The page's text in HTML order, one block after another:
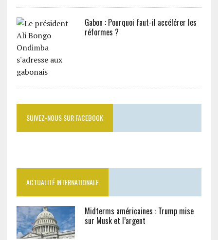
Gabon : Pourquoi faut-il accélérer les
réformes ?
SUIVEZ-NOUS SUR FACEBOOK
ACTUALITÉ INTERNATIONALE
Midterms américaines : Trump mise
sur Musk et l’argent